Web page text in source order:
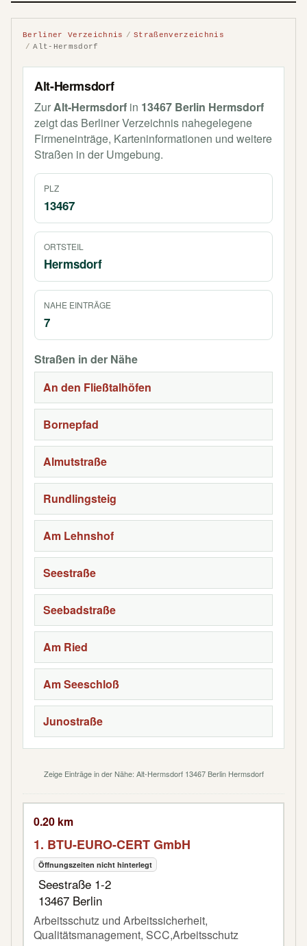
Berliner Verzeichnis
Straßenverzeichnis
Alt-Hermsdorf
Alt-Hermsdorf
ZurAlt-Hermsdorf in 13467 Berlin Hermsdorf
zeigt das Berliner Verzeichnis nahegelegene
Firmeneinträge, Karteninformationen und weitere
Straßen in der Umgebung.
PLZ
13467
ORTSTEIL
Hermsdorf
NAHE EINTRÄGE
7
Straßen in der Nähe
An den Fließtalhöfen
Bornepfad
Almutstraße
Rundlingsteig
Am Lehnshof
Seestraße
Seebadstraße
Am Ried
Am Seeschloß
Junostraße
Zeige Einträge in der Nähe: Alt-Hermsdorf 13467 Berlin Hermsdorf
0.20 km
1. BTU-EURO-CERT GmbH
Öffnungszeiten nicht hinterlegt
Seestraße 1-2
13467 Berlin
Arbeitsschutz und Arbeitssicherheit,
Qualitätsmanagement, SCC,Arbeitsschutz